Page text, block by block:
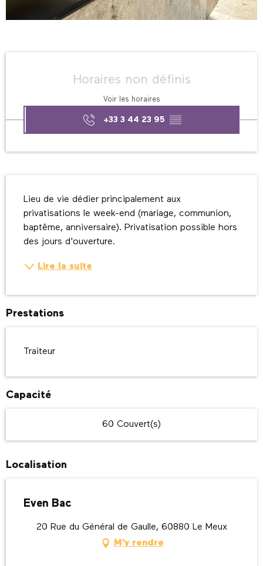
Horaires non définis
Voir les horaires
+33 3 44 23 95 ▒▒
Lieu de vie dédier principalement aux
privatisations le week-end (mariage, communion,
baptême, anniversaire). Privatisation possible hors
des jours d'ouverture.
Lire la suite
Prestations
Traiteur
Capacité
60 Couvert(s)
Localisation
Even Bac
20 Rue du Général de Gaulle, 60880 Le Meux
M'y rendre